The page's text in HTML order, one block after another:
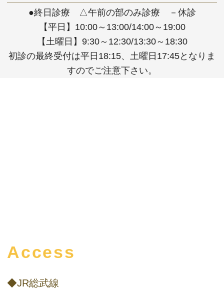
●終日診療 △午前の部のみ診療 －休診
【平日】10:00～13:00/14:00～19:00
【土曜日】9:30～12:30/13:30～18:30
初診の最終受付は平日18:15、土曜日17:45となりま
すのでご注意下さい。
Access
◆JR総武線